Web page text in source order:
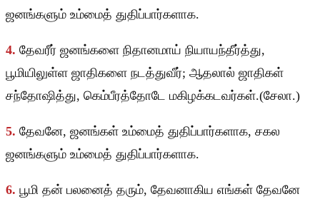
ஜனங்களும் உம்மைத் துதிப்பார்களாக.
4. தேவரீர் ஜனங்களை நிதானமாய் நியாயந்தீர்த்து,
பூமியிலுள்ள ஜாதிகளை நடத்துவீர்; ஆதலால் ஜாதிகள்
சந்தோஷித்து, கெம்பீரத்தோடே மகிழக்கடவர்கள்.(சேலா.)
5. தேவனே, ஜனங்கள் உம்மைத் துதிப்பார்களாக, சகல
ஜனங்களும் உம்மைத் துதிப்பார்களாக.
6. பூமி தன் பலனைத் தரும், தேவனாகிய எங்கள் தேவனே